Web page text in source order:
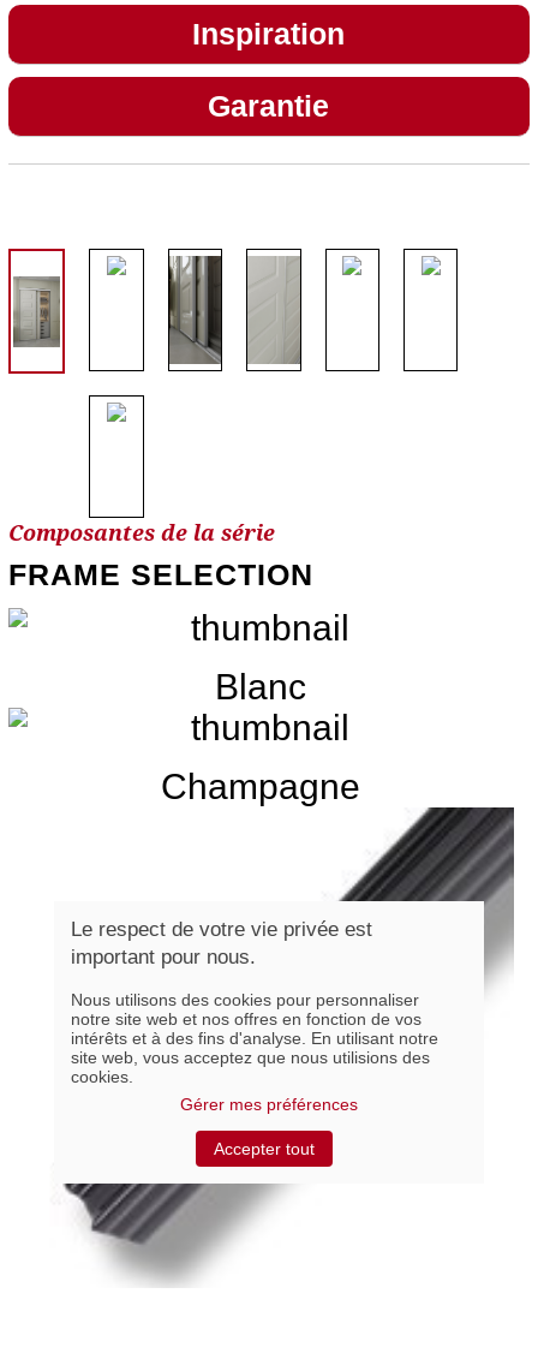
Inspiration
Garantie
Composantes de la série
FRAME SELECTION
Blanc
Champagne
Le respect de votre vie privée est
important pour nous.
Nous utilisons des cookies pour personnaliser
notre site web et nos offres en fonction de vos
intérêts et à des fins d'analyse. En utilisant notre
site web, vous acceptez que nous utilisions des
cookies.
Gérer mes préférences
Accepter tout